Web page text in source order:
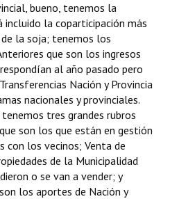
bueno, tenemos la
incluido la coparticipación más
la soja; tenemos los
que son los ingresos
al año pasado pero
Nación y Provincia
nacionales y provinciales.
tres grandes rubros
son los que están en gestión
con los vecinos; Venta de
de la Municipalidad
o se van a vender; y
los aportes de Nación y